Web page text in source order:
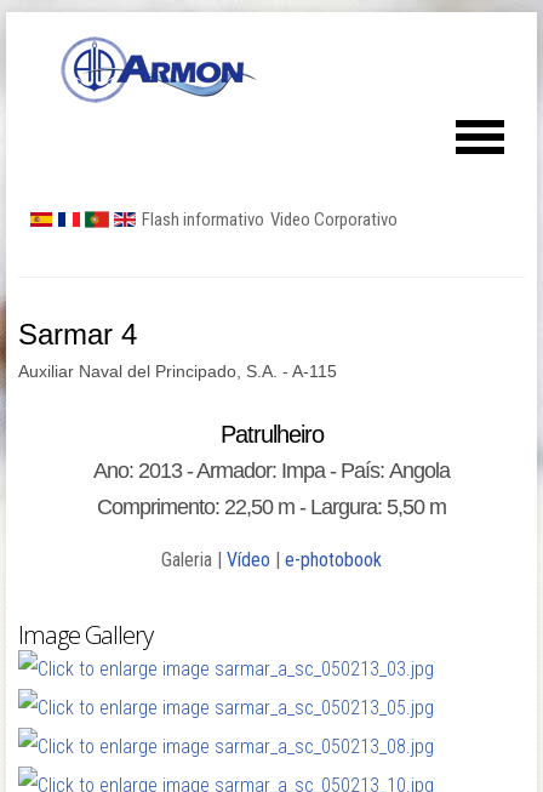
Flash informativo Video Corporativo
Sarmar 4
Auxiliar Naval del Principado, S.A. - A-115
Patrulheiro
Ano: 2013 - Armador: Impa - País: Angola
Comprimento: 22,50 m - Largura: 5,50 m
Galeria | Vídeo | e-photobook
Image Gallery